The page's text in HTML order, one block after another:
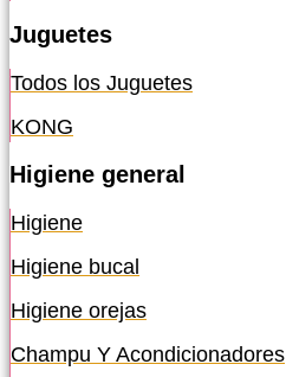
Juguetes
Todos los Juguetes
KONG
Higiene general
Higiene
Higiene bucal
Higiene orejas
Champu Y Acondicionadores